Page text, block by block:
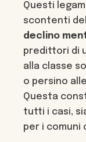
Questi
scontenti
declino
predittori di
alla classe
o persino
Questa
tutti i casi,
per i comuni